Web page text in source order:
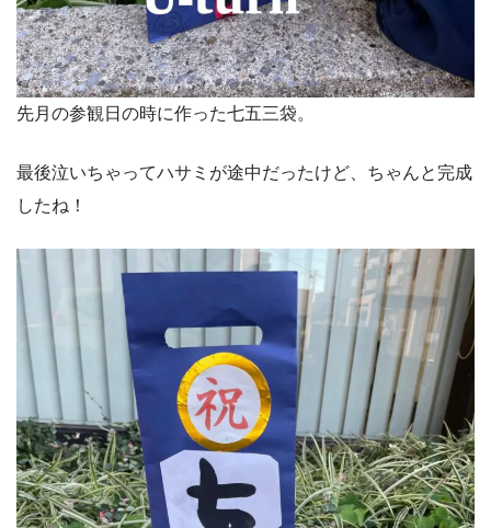
先月の参観日の時に作った七五三袋。
最後泣いちゃってハサミが途中だったけど、ちゃんと完成
したね！